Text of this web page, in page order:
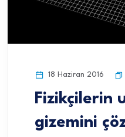
18 Haziran 2016
Fizikçilerin
gizemini